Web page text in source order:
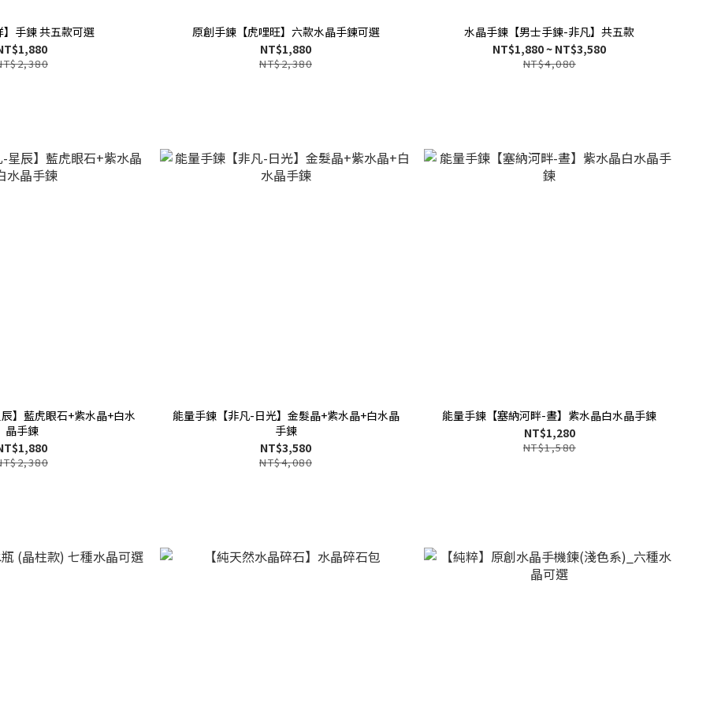
手鍊 共五款可選
原創手鍊【虎哩旺】六款水晶手鍊可選
NT$1,880
NT$2,380
水晶手鍊【男士手鍊-非凡】共五款
NT$1,880 ~ NT$3,580
NT$4,080
】藍虎眼石+紫水晶+白水
晶手鍊
能量手鍊【非凡-日光】金髮晶+紫水晶+白水晶
手鍊
NT$3,580
NT$4,080
能量手鍊【塞納河畔-晝】紫水晶白水晶手鍊
NT$1,280
NT$1,580